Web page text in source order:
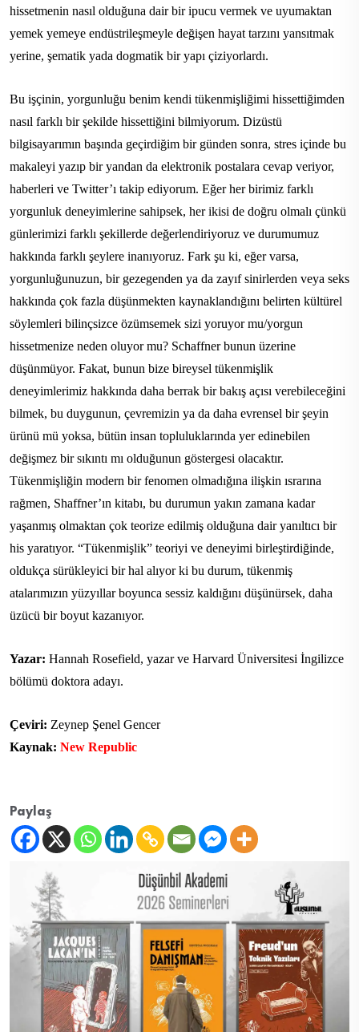
hissetmenin nasıl olduğuna dair bir ipucu vermek ve uyumaktan
yemek yemeye endüstrileşmeyle değişen hayat tarzını yansıtmak
yerine, şematik yada dogmatik bir yapı çiziyorlardı.
Bu işçinin, yorgunluğu benim kendi tükenmişliğimi hissettiğimden
nasıl farklı bir şekilde hissettiğini bilmiyorum. Dizüstü
bilgisayarımın başında geçirdiğim bir günden sonra, stres içinde bu
makaleyi yazıp bir yandan da elektronik postalara cevap veriyor,
haberleri ve Twitter’ı takip ediyorum. Eğer her birimiz farklı
yorgunluk deneyimlerine sahipsek, her ikisi de doğru olmalı çünkü
günlerimizi farklı şekillerde değerlendiriyoruz ve durumumuz
hakkında farklı şeylere inanıyoruz. Fark şu ki, eğer varsa,
yorgunluğunuzun, bir gezegenden ya da zayıf sinirlerden veya seks
hakkında çok fazla düşünmekten kaynaklandığını belirten kültürel
söylemleri bilinçsizce özümsemek sizi yoruyor mu/yorgun
hissetmenize neden oluyor mu? Schaffner bunun üzerine
düşünmüyor. Fakat, bunun bize bireysel tükenmişlik
deneyimlerimiz hakkında daha berrak bir bakış açısı verebileceğini
bilmek, bu duygunun, çevremizin ya da daha evrensel bir şeyin
ürünü mü yoksa, bütün insan topluluklarında yer edinebilen
değişmez bir sıkıntı mı olduğunun göstergesi olacaktır.
Tükenmişliğin modern bir fenomen olmadığına ilişkin ısrarına
rağmen, Shaffner’ın kitabı, bu durumun yakın zamana kadar
yaşanmış olmaktan çok teorize edilmiş olduğuna dair yanıltıcı bir
his yaratıyor. “Tükenmişlik” teoriyi ve deneyimi birleştirdiğinde,
oldukça sürükleyici bir hal alıyor ki bu durum, tükenmiş
atalarımızın yüzyıllar boyunca sessiz kaldığını düşünürsek, daha
üzücü bir boyut kazanıyor.
Yazar: Hannah Rosefield, yazar ve Harvard Üniversitesi İngilizce
bölümü doktora adayı.
Çeviri: Zeynep Şenel Gencer
Kaynak: New Republic
Paylaş